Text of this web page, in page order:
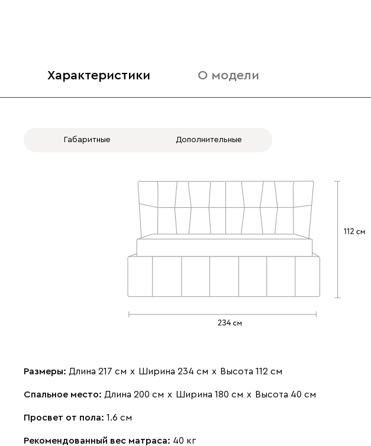
Характеристики О модели
Габаритные Дополнительные
Размеры: Длина 217 см х Ширина 234 см х Высота 112 см
Спальное место: Длина 200 см х Ширина 180 см х Высота 40 см
Просвет от пола: 1.6 см
Рекомендованный вес матраса: 40 кг